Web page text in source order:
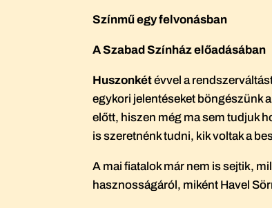
Színmű egy felvonásban
A Szabad Színház előadásában
Huszonkétévvel a
egykori jelentéseket böngészünk
előtt, hiszen még ma sem tudjuk
is szeretnénk tudni, kik voltak a
A mai fiatalok már nem is sejtik,
hasznosságáról, miként Havel